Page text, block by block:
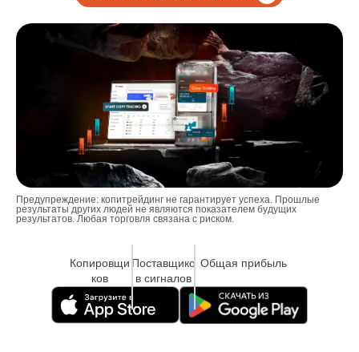
Предупреждение: копитрейдинг не гарантирует успеха. Прошлые
результаты других людей не являются показателем будущих
результатов. Любая торговля связана с риском.
Копировщи
ков
Поставщико
в сигналов
Общая прибыль